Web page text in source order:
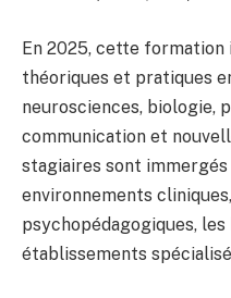
En 2025, cette
théoriques et pratiques
neurosciences, biologie,
communication et
stagiaires sont
environnements
psychopédagogiques,
établissements